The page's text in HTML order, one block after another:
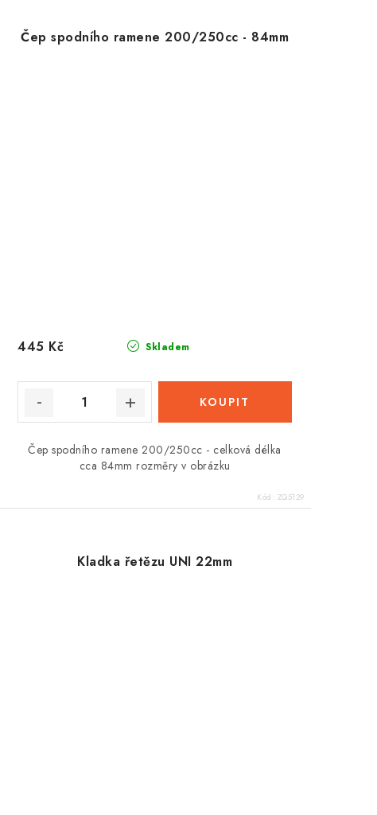
Čep spodního ramene 200/250cc - 84mm
Skladem
445 Kč
Čep spodního ramene 200/250cc - celková délka
cca 84mm rozměry v obrázku
Kód: ZQ5129
Kladka řetězu UNI 22mm